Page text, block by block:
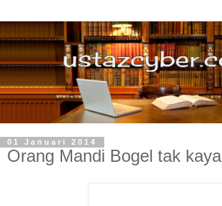
01 Januari 2014
Orang Mandi Bogel tak kaya